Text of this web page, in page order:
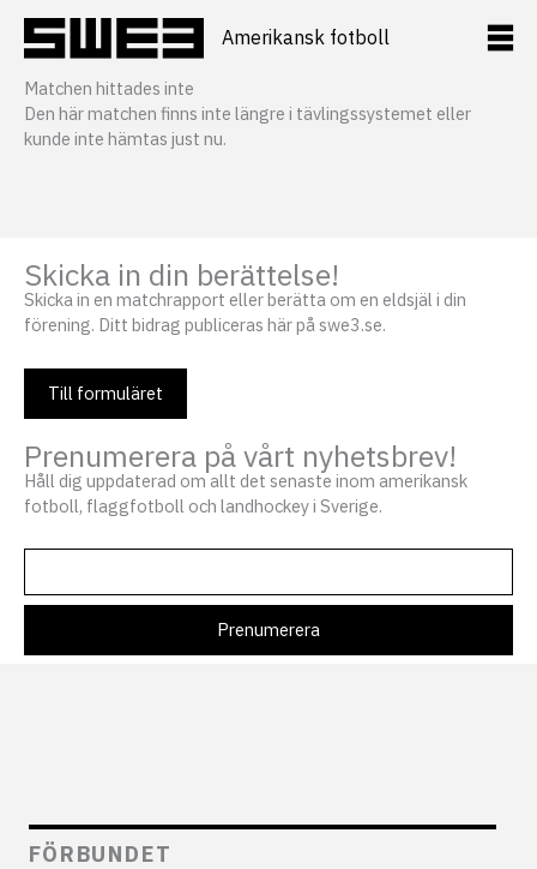
innehåll
Amerikansk fotboll
Matchen hittades inte
Den här matchen finns inte längre i tävlingssystemet eller
kunde inte hämtas just nu.
Skicka in din berättelse!
Skicka in en matchrapport eller berätta om en eldsjäl i din
förening. Ditt bidrag publiceras här på swe3.se.
Till formuläret
Prenumerera på vårt nyhetsbrev!
Håll dig uppdaterad om allt det senaste inom amerikansk
fotboll, flaggfotboll och landhockey i Sverige.
FÖRBUNDET